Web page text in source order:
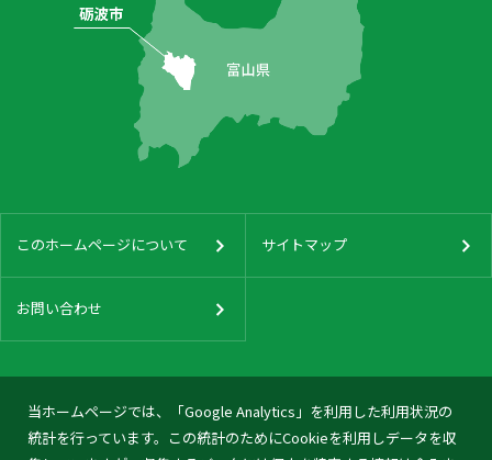
当ホームページでは、「Google Analytics」を利用した利用状況の
統計を行っています。この統計のためにCookieを利用しデータを収
このホームページについて サイトマップ
お問い合わせ